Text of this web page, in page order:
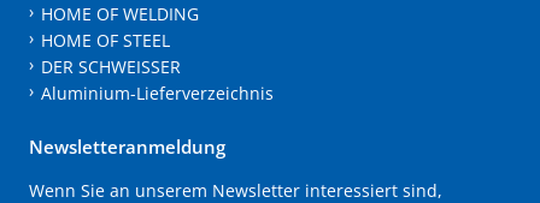
HOME OF WELDING
HOME OF STEEL
DER SCHWEISSER
Aluminium-Lieferverzeichnis
Newsletteranmeldung
Wenn Sie an unserem Newsletter interessiert sind,